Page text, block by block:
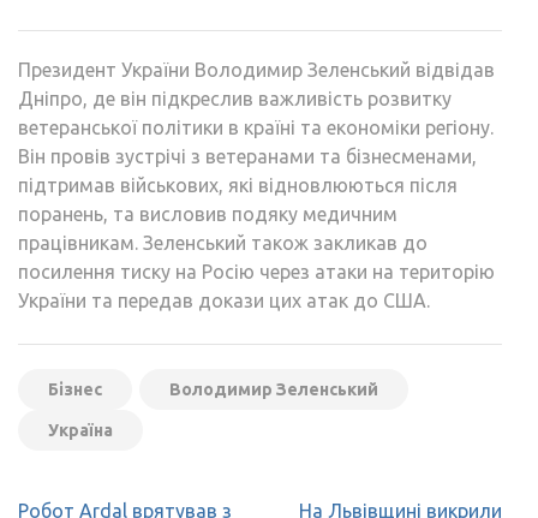
Президент України Володимир Зеленський відвідав
Дніпро, де він підкреслив важливість розвитку
ветеранської політики в країні та економіки регіону.
Він провів зустрічі з ветеранами та бізнесменами,
підтримав військових, які відновлюються після
поранень, та висловив подяку медичним
працівникам. Зеленський також закликав до
посилення тиску на Росію через атаки на територію
України та передав докази цих атак до США.
Бізнес Володимир Зеленський
Україна
Навігація
Робот Ardal врятував з
На Львівщині викрили